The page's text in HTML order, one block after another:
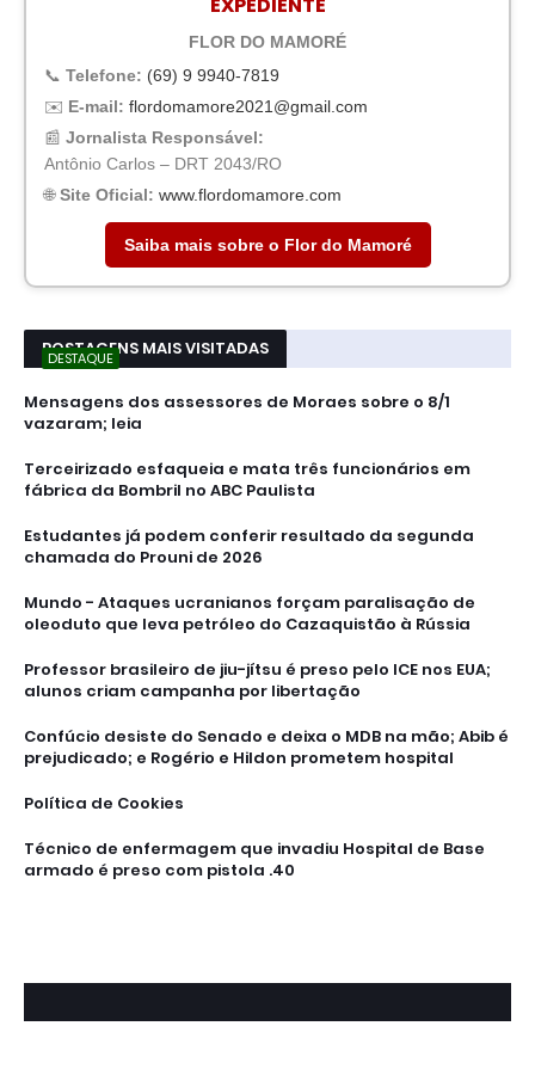
FLOR DO MAMORÉ
📞 Telefone: (69) 9 9940-7819
✉️ E-mail: flordomamore2021@gmail.com
📰 Jornalista Responsável:
Antônio Carlos – DRT 2043/RO
🌐Site Oficial: www.flordomamore.com
Saiba mais sobre o Flor do Mamoré
POSTAGENS MAIS VISITADAS
DESTAQUE
Mensagens dos assessores de Moraes sobre o 8/1
vazaram; leia
Terceirizado esfaqueia e mata três funcionários em
fábrica da Bombril no ABC Paulista
Estudantes já podem conferir resultado da segunda
chamada do Prouni de 2026
Mundo - Ataques ucranianos forçam paralisação de
oleoduto que leva petróleo do Cazaquistão à Rússia
Professor brasileiro de jiu-jítsu é preso pelo ICE nos EUA;
alunos criam campanha por libertação
Confúcio desiste do Senado e deixa o MDB na mão; Abib é
prejudicado; e Rogério e Hildon prometem hospital
Política de Cookies
Técnico de enfermagem que invadiu Hospital de Base
armado é preso com pistola .40